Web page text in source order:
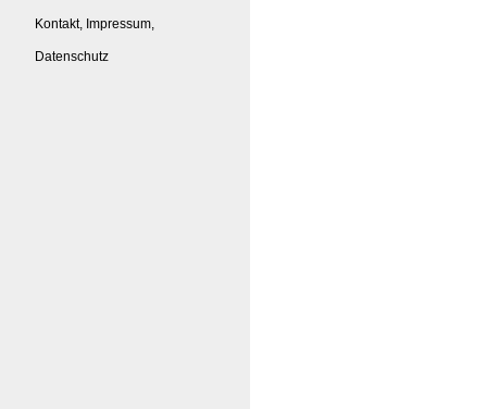
Kontakt, Impressum,
Datenschutz